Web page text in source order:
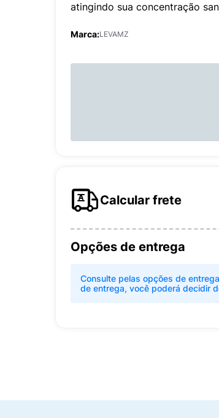
atingindo sua concentração
Marca:LEVAMZ
Calcular frete
Opções de entrega
Consulte pelas opções de
de entrega, você poderá decidir